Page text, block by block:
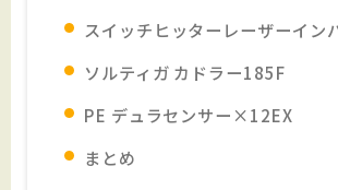
スイッチヒッターレーザーイン
ソルティガ カドラー185F
PE デュラセンサー×12EX
まとめ